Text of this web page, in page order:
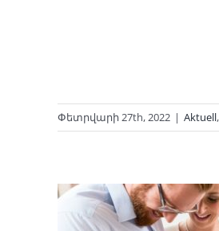
Փետրվարի 27th, 2022 | Aktuell,